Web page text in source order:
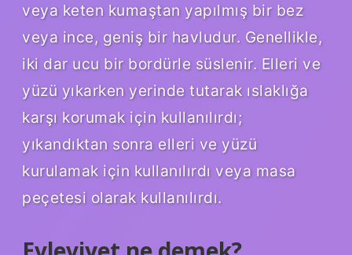
veya keten kumaştan yapılmış bir bez
veya ince, geniş bir havludur. Genellikle,
iki dar ucu bir bordürle süslenir. Elleri ve
yüzü yıkarken yerinde tutarak ıslaklığa
karşı korumak için kullanılırdı;
yıkandıktan sonra elleri ve yüzü
kurulamak için kullanılırdı veya masa
peçetesi olarak kullanılırdı.